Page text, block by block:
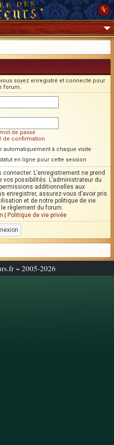
soyez enregistré et connecté pour
forum.
de passe
de confirmation
automatiquement à chaque visite
en ligne pour cette session
L’enregistrement ne prend
possibilités. L’administrateur du
additionnelles aux
enregistrer, assurez-vous d’avoir pris
et de notre politique de vie
règlement du forum.
Politique de vie privée
~ 2005-2026